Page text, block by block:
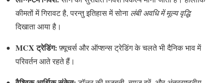
कीमतों में गिरावट है, परन्तु इतिहास में सोना लंबी अवधि में मूल्य वृद्धि
दिखाता आया है।
MCX ट्रेडिंग:फ़्यूचर्स और ऑप्शन्स ट्रेडिंग के चलते भी दैनिक भाव में
परिवर्तन आते रहते हैं।